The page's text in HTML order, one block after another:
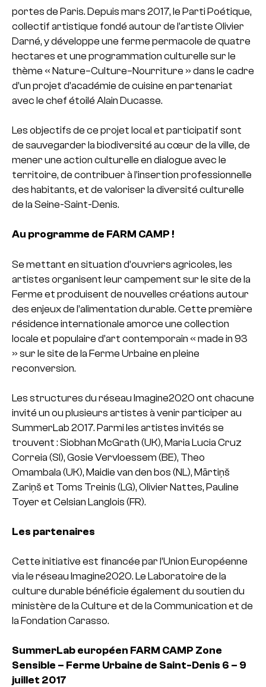
portes de Paris. Depuis mars 2017, le Parti Poétique,
collectif artistique fondé autour de l’artiste Olivier
Darné, y développe une ferme permacole de quatre
hectares et une programmation culturelle sur le
thème « Nature–Culture–Nourriture » dans le cadre
d’un projet d’académie de cuisine en partenariat
avec le chef étoilé Alain Ducasse.
Les objectifs de ce projet local et participatif sont
de sauvegarder la biodiversité au cœur de la ville, de
mener une action culturelle en dialogue avec le
territoire, de contribuer à l’insertion professionnelle
des habitants, et de valoriser la diversité culturelle
de la Seine-Saint-Denis.
Au programme de FARM CAMP !
Se mettant en situation d’ouvriers agricoles, les
artistes organisent leur campement sur le site de la
Ferme et produisent de nouvelles créations autour
des enjeux de l’alimentation durable. Cette première
résidence internationale amorce une collection
locale et populaire d’art contemporain « made in 93
» sur le site de la Ferme Urbaine en pleine
reconversion.
Les structures du réseau Imagine2020 ont chacune
invité un ou plusieurs artistes à venir participer au
SummerLab 2017. Parmi les artistes invités se
trouvent : Siobhan McGrath (UK), Maria Lucia Cruz
Correia (SI), Gosie Vervloessem (BE), Theo
Omambala (UK), Maidie van den bos (NL), Mārtiņš
Zariņš et Toms Treinis (LG), Olivier Nattes, Pauline
Toyer et Celsian Langlois (FR).
Les partenaires
Cette initiative est financée par l’Union Européenne
via le réseau Imagine2020. Le Laboratoire de la
culture durable bénéficie également du soutien du
ministère de la Culture et de la Communication et de
la Fondation Carasso.
SummerLab européen FARM CAMP Zone
Sensible – Ferme Urbaine de Saint-Denis 6 – 9
juillet 2017